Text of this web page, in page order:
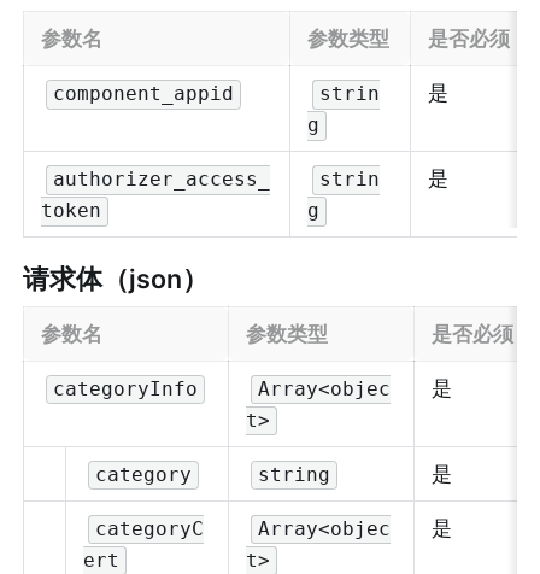
参数名 参数类型 是否必须
component_appid
strin
g
是
authorizer_access_
token
strin
g
是
请求体（json）
参数名 参数类型 是否必须
categoryInfo
Array<objec
t>
是
category string 是
categoryC
ert
Array<objec
t>
是